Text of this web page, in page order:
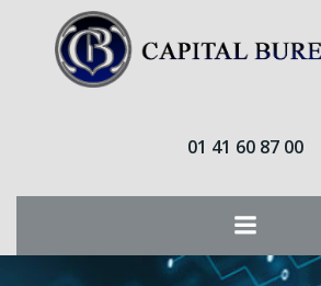
au
contenu
01 41 60 87 00